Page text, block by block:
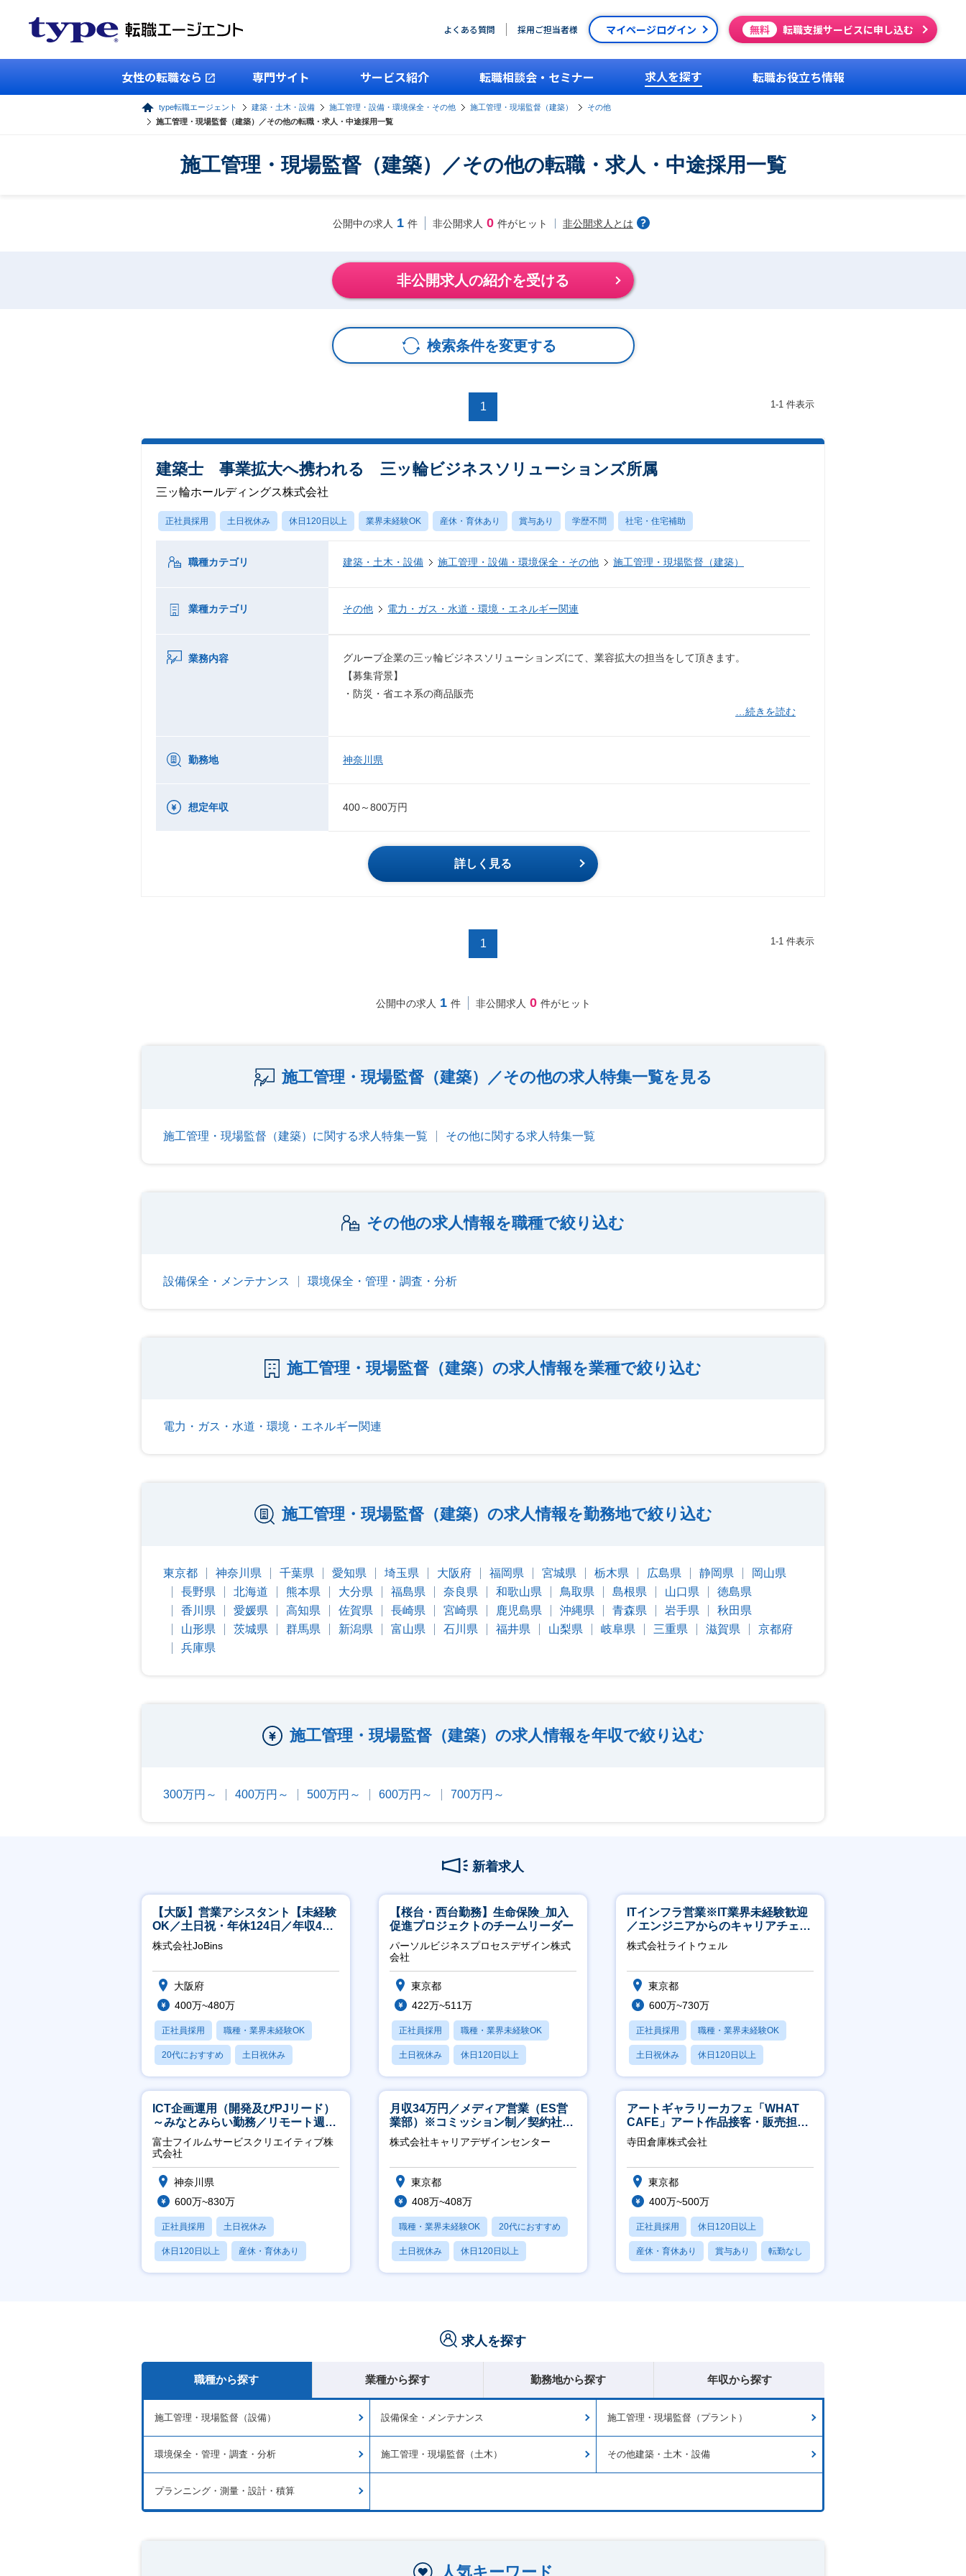
よくある質問 採用ご担当者様 マイページログイン 無料 転職支援サービスに申し込む
女性の転職なら 専門サイト サービス紹介 転職相談会・セミナー 求人を探す 転職お役立ち情報
type転職エージェント 建築・土木・設備 施工管理・設備・環境保全・その他 施工管理・現場監督（建築）
その他
施工管理・現場監督（建築）／その他の転職・求人・中途採用一覧
施工管理・現場監督（建築）／その他の転職・求人・中途採用一覧
公開中の求人 1 件 非公開求人 0 件がヒット 非公開求人とは
非公開求人の紹介を受ける
検索条件を変更する
1 1-1 件表示
建築士 事業拡大へ携われる 三ッ輪ビジネスソリューションズ所属
三ッ輪ホールディングス株式会社
正社員採用 土日祝休み 休日120日以上 業界未経験OK 産休・育休あり 賞与あり 学歴不問 社宅・住宅補助
職種カテゴリ 建築・土木・設備 施工管理・設備・環境保全・その他 施工管理・現場監督（建築）
業種カテゴリ その他 電力・ガス・水道・環境・エネルギー関連
業務内容
グループ企業の三ッ輪ビジネスソリューションズにて、業容拡大の担当をして頂きます。
【募集背景】
・防災・省エネ系の商品販売
…続きを読む
勤務地 神奈川県
想定年収 400～800万円
詳しく見る
1 1-1 件表示
公開中の求人 1 件 非公開求人 0 件がヒット
施工管理・現場監督（建築）／その他の求人特集一覧を見る
施工管理・現場監督（建築）に関する求人特集一覧 その他に関する求人特集一覧
その他の求人情報を職種で絞り込む
設備保全・メンテナンス 環境保全・管理・調査・分析
施工管理・現場監督（建築）の求人情報を業種で絞り込む
電力・ガス・水道・環境・エネルギー関連
施工管理・現場監督（建築）の求人情報を勤務地で絞り込む
東京都 神奈川県 千葉県 愛知県 埼玉県 大阪府 福岡県 宮城県 栃木県 広島県 静岡県
岡山県
長野県
北海道 熊本県 大分県 福島県 奈良県 和歌山県 鳥取県 島根県 山口県
徳島県
香川県
愛媛県 高知県 佐賀県 長崎県 宮崎県 鹿児島県 沖縄県 青森県 岩手県
秋田県
山形県
茨城県 群馬県 新潟県 富山県 石川県 福井県 山梨県 岐阜県 三重県 滋賀県
京都府
兵庫県
施工管理・現場監督（建築）の求人情報を年収で絞り込む
300万円～ 400万円～ 500万円～ 600万円～ 700万円～
新着求人
【大阪】営業アシスタント【未経験
OK／土日祝・年休124日／年収400
万～／転勤なし】
株式会社JoBins
大阪府
400万~480万
正社員採用 職種・業界未経験OK
20代におすすめ 土日祝休み
休日120日以上
【桜台・西台勤務】生命保険_加入
促進プロジェクトのチームリーダー
パーソルビジネスプロセスデザイン株式
会社
東京都
422万~511万
正社員採用 職種・業界未経験OK
土日祝休み 休日120日以上
産休・育休あり
ITインフラ営業※IT業界未経験歓迎
／エンジニアからのキャリアチェン
ジ可※【週3～4日リモート可能】
株式会社ライトウェル
東京都
600万~730万
正社員採用 職種・業界未経験OK
土日祝休み 休日120日以上
月残業20時間以内
ICT企画運用（開発及びPJリード）
～みなとみらい勤務／リモート週
2OK／業務改善～
富士フイルムサービスクリエイティブ株
式会社
神奈川県
600万~830万
正社員採用 土日祝休み
休日120日以上 産休・育休あり
月残業20時間以内
月収34万円／メディア営業（ES営
業部）※コミッション制／契約社員
※4年目以降無期化
株式会社キャリアデザインセンター
東京都
408万~408万
職種・業界未経験OK 20代におすすめ
土日祝休み 休日120日以上
産休・育休あり
アートギャラリーカフェ「WHAT
CAFE」アート作品接客・販売担当
※アート領域未経験可
寺田倉庫株式会社
東京都
400万~500万
正社員採用 休日120日以上
産休・育休あり 賞与あり 転勤なし
求人を探す
職種から探す 業種から探す 勤務地から探す 年収から探す
施工管理・現場監督（設備） 設備保全・メンテナンス 施工管理・現場監督（プラント）
環境保全・管理・調査・分析 施工管理・現場監督（土木） その他建築・土木・設備
プランニング・測量・設計・積算
人気キーワード